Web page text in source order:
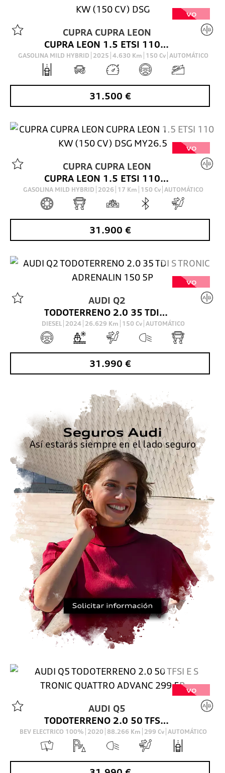
VO
CUPRA CUPRA LEON
CUPRA LEON 1.5 ETSI 110 KW (150 CV) DSG
GASOLINA MILD HYBRID 2025 4.630 Km 150 Cv AUTOMÁTICO
31.500 €
VO
CUPRA CUPRA LEON
CUPRA LEON 1.5 ETSI 110 KW (150 CV) DSG MY26.5
GASOLINA MILD HYBRID 2026 17 Km 150 Cv AUTOMÁTICO
31.900 €
VO
AUDI Q2
TODOTERRENO 2.0 35 TDI S TRONIC ADRENALIN 150 5P
DIESEL 2024 26.629 Km 150 Cv AUTOMÁTICO
31.990 €
VO
AUDI Q5
TODOTERRENO 2.0 50 TFSI E S TRONIC QUATTRO ADVANC 299 5P
BEV ELECTRICO 100% 2020 88.266 Km 299 Cv AUTOMÁTICO